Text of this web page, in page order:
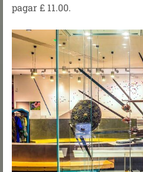
pagar£ 11.00.